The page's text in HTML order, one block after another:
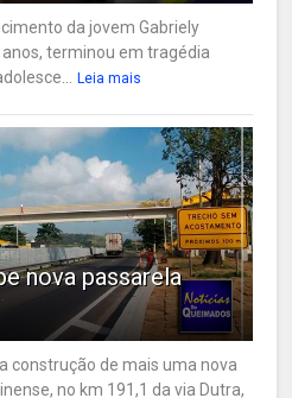
da jovem Gabriely
terminou em tragédia
Leia mais
nova passarela
construção de mais uma nova
no km 191,1 da via Dutra,